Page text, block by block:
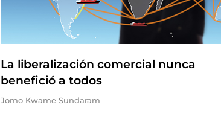
La liberalización comercial nunca
benefició a todos
Jomo Kwame Sundaram